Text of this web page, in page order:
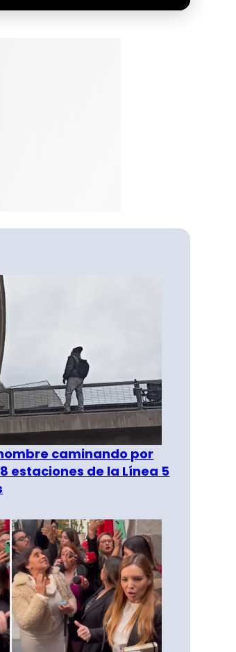
caminando por
estaciones de la Línea 5